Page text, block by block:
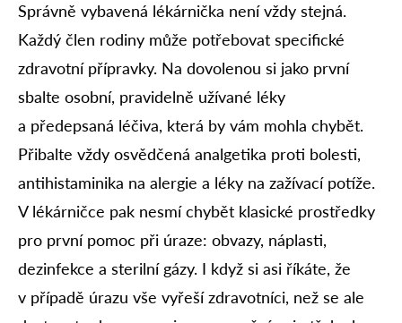
Správně vybavená lékárnička není vždy stejná.
Každý člen rodiny může potřebovat specifické
zdravotní přípravky. Na dovolenou si jako první
sbalte osobní, pravidelně užívané léky
a předepsaná léčiva, která by vám mohla chybět.
Přibalte vždy osvědčená analgetika proti bolesti,
antihistaminika na alergie a léky na zažívací potíže.
V lékárničce pak nesmí chybět klasické prostředky
pro první pomoc při úraze: obvazy, náplasti,
dezinfekce a sterilní gázy. I když si asi říkáte, že
v případě úrazu vše vyřeší zdravotníci, než se ale